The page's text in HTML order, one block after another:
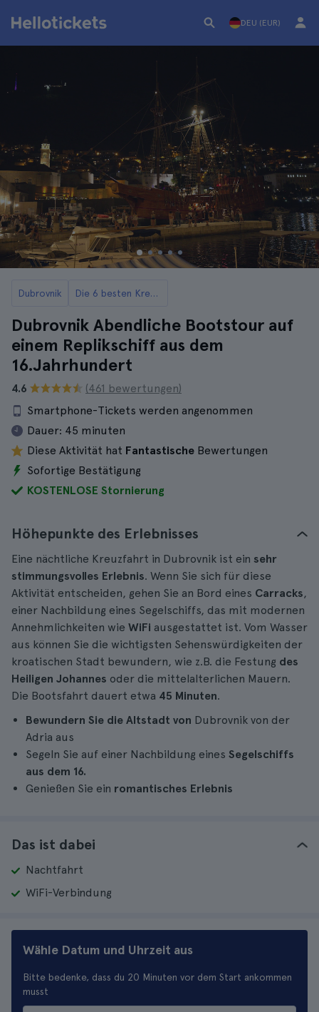
DEU (EUR)
Dubrovnik Die 6 besten Kreuzfahrten und Bootstouren in Dubrovnik
Dubrovnik Abendliche Bootstour auf
einem Replikschiff aus dem
16.Jahrhundert
4.6
(461 bewertungen)
Smartphone-Tickets werden angenommen
Dauer: 45 minuten
Diese Aktivität hat Fantastische Bewertungen
Sofortige Bestätigung
KOSTENLOSE Stornierung
Höhepunkte des Erlebnisses
Eine nächtliche Kreuzfahrt in Dubrovnik ist ein sehr
stimmungsvolles Erlebnis. Wenn Sie sich für diese
Aktivität entscheiden, gehen Sie an Bord eines Carracks,
einer Nachbildung eines Segelschiffs, das mit modernen
Annehmlichkeiten wie WiFi ausgestattet ist. Vom Wasser
aus können Sie die wichtigsten Sehenswürdigkeiten der
kroatischen Stadt bewundern, wie z.B. die Festung des
Heiligen Johannes oder die mittelalterlichen Mauern.
Die Bootsfahrt dauert etwa 45 Minuten.
Bewundern Sie die Altstadt von Dubrovnik von der
Adria aus
Segeln Sie auf einer Nachbildung eines Segelschiffs
aus dem 16.
Genießen Sie ein romantisches Erlebnis
Das ist dabei
Nachtfahrt
WiFi-Verbindung
Wähle Datum und Uhrzeit aus
Bitte bedenke, dass du 20 Minuten vor dem Start ankommen
musst